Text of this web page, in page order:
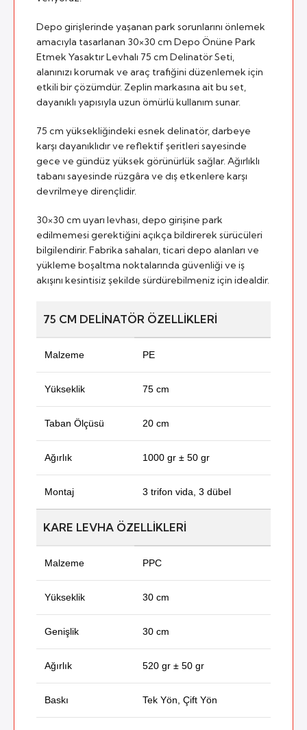
Depo girişlerinde yaşanan park sorunlarını önlemek
amacıyla tasarlanan 30×30 cm Depo Önüne Park
Etmek Yasaktır Levhalı 75 cm Delinatör Seti,
alanınızı korumak ve araç trafiğini düzenlemek için
etkili bir çözümdür. Zeplin markasına ait bu set,
dayanıklı yapısıyla uzun ömürlü kullanım sunar.
75 cm yüksekliğindeki esnek delinatör, darbeye
karşı dayanıklıdır ve reflektif şeritleri sayesinde
gece ve gündüz yüksek görünürlük sağlar. Ağırlıklı
tabanı sayesinde rüzgâra ve dış etkenlere karşı
devrilmeye dirençlidir.
30×30 cm uyarı levhası, depo girişine park
edilmemesi gerektiğini açıkça bildirerek sürücüleri
bilgilendirir. Fabrika sahaları, ticari depo alanları ve
yükleme boşaltma noktalarında güvenliği ve iş
akışını kesintisiz şekilde sürdürebilmeniz için idealdir.
75 CM DELINATÖR ÖZELLIKLERI
Malzeme PE
Yükseklik 75 cm
Taban Ölçüsü 20 cm
Ağırlık 1000 gr ± 50 gr
Montaj 3 trifon vida, 3 dübel
KARE LEVHA ÖZELLIKLERI
Malzeme PPC
Yükseklik 30 cm
Genişlik 30 cm
Ağırlık 520 gr ± 50 gr
Baskı Tek Yön, Çift Yön